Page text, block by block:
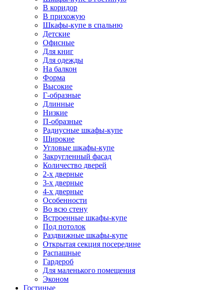
В коридор
В прихожую
Шкафы-купе в спальню
Детские
Офисные
Для книг
Для одежды
На балкон
Форма
Высокие
Г-образные
Длинные
Низкие
П-образные
Радиусные шкафы-купе
Широкие
Угловые шкафы-купе
Закругленный фасад
Количество дверей
2-х дверные
3-х дверные
4-х дверные
Особенности
Во всю стену
Встроенные шкафы-купе
Под потолок
Раздвижные шкафы-купе
Открытая секция посередине
Распашные
Гардероб
Для маленького помещения
Эконом
Гостиные